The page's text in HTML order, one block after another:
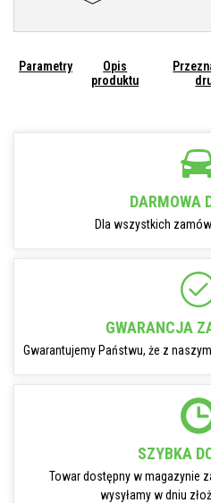
Parametry
Opis
produktu
DARMOWA
Dla wszystkich
GWARANCJA
Gwarantujemy Państwu, że z
SZYBKA
Towar dostępny w magazynie
wysyłamy w dniu